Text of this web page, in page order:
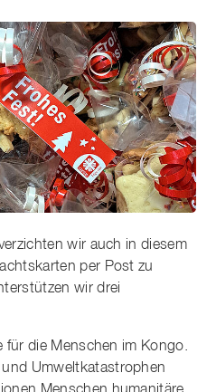
wir auch in diesem
per Post zu
wir drei
für die Menschen im Kongo.
Umweltkatastrophen